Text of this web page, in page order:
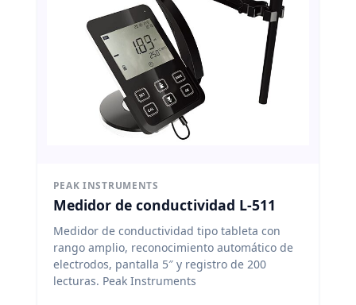
PEAK INSTRUMENTS
Medidor de conductividad L-511
Medidor de conductividad tipo tableta con
rango amplio, reconocimiento automático de
electrodos, pantalla 5″ y registro de 200
lecturas. Peak Instruments